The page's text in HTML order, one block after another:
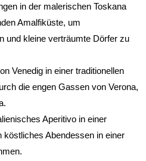
in der malerischen Toskana
Amalfiküste, um
und kleine verträumte Dörfer zu
Venedig in einer traditionellen
die engen Gassen von Verona,
Aperitivo in einer
köstliches Abendessen in einer